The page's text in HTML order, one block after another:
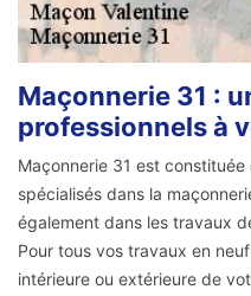
Maçonnerie 31 :
professionnels à
Maçonnerie 31 est
spécialisés dans la
également dans les travaux
Pour tous vos travaux en
intérieure ou extérieure de